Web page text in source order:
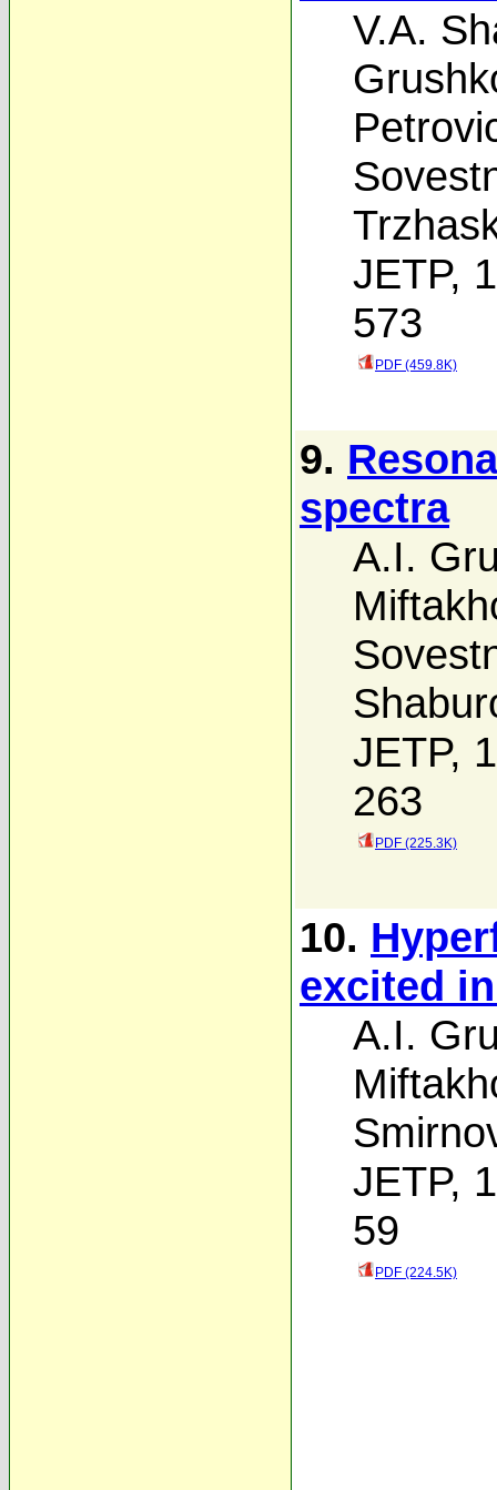
V.A.
JETP,
573
PDF (459.8K)
9.
spectra
A.I.
JETP,
263
PDF (225.3K)
10.
excited
A.I.
JETP,
59
PDF (224.5K)